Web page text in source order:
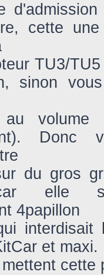
cette
TU3/
sinon
volume
Donc
du gros
elle
4papillon
interdisait
et maxi.
cette